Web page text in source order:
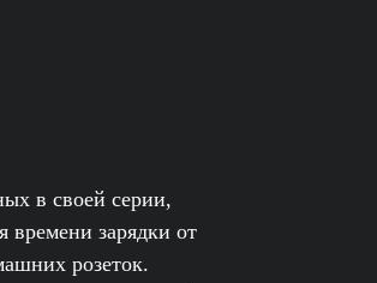
в своей серии,
времени зарядки от
розеток.